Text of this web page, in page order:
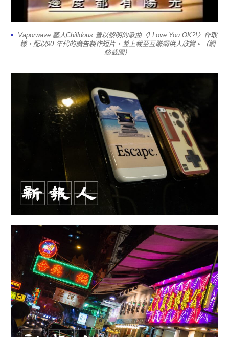
Vaporwave 藝人Chilldous 曾以黎明的歌曲〈I Love You OK?!〉作取
樣，配以90 年代的廣告製作短片，並上載至互聯網供人欣賞。（網
絡截圖）